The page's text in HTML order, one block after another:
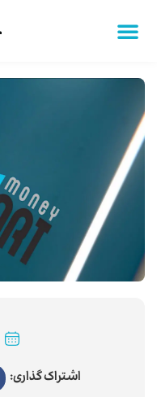
اشتراک گذاری: